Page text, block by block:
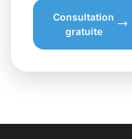
Consultation
gratuite